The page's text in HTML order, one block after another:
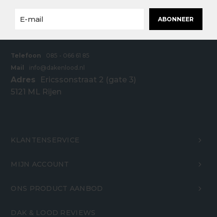
ABONNEER
Telefoon
085 - 066 61 85
Mail
info@dakenlood.nl
Adres
Ericssonstraat 2 (gate 3)
5121 ML Rijen
KLANTENSERVICE
MIJN ACCOUNT
ONS PRODUCT AANBOD
DAK & LOOD REVIEWS